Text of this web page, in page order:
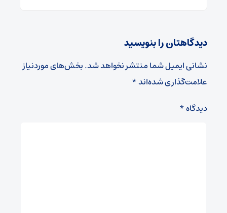
دیدگاهتان را بنویسید
نشانی ایمیل شما منتشر نخواهد شد.بخش‌های موردنیاز
علامت‌گذاری شده‌اند*
دیدگاه*